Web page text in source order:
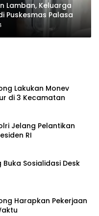
Lamban, Keluarga
Puskesmas Palasa
Lakukan Monev
di 3 Kecamatan
Jelang Pelantikan
RI
Sosialidasi Desk
Harapkan Pekerjaan